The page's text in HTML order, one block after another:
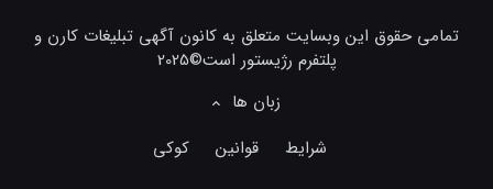
تمامی حقوق این وبسایت متعلق به کانون آگهی تبلیغات کارن و
پلتفرم رژیستور است©2025
زبان ها
شرایط
قوانین کوکی